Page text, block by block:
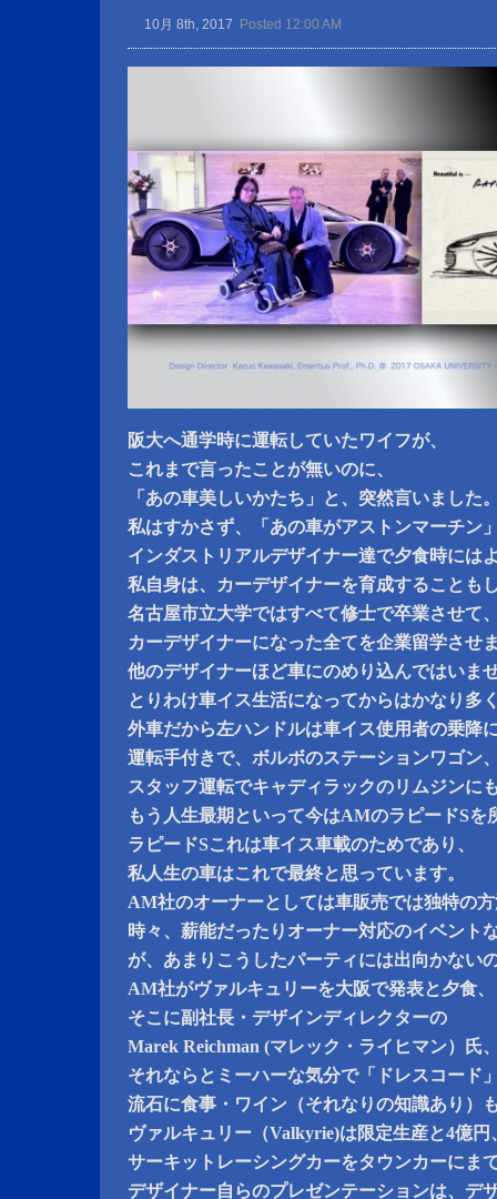
10月 8th, 2017 Posted 12:00 AM
阪大へ通学時に運転していたワイフが、
これまで言ったことが無いのに、
「あの車美しいかたち」と、突然言いました
私はすかさず、「あの車がアストンマーチン
インダストリアルデザイナー達で夕食時には
私自身は、カーデザイナーを育成することも
名古屋市立大学ではすべて修士で卒業させて
カーデザイナーになった全てを企業留学させ
他のデザイナーほど車にのめり込んではいま
とりわけ車イス生活になってからはかなり多
外車だから左ハンドルは車イス使用者の乗降
運転手付きで、ボルボのステーションワゴン
スタッフ運転でキャディラックのリムジンに
もう人生最期といって今はAMのラピードSを
ラピードSこれは車イス車載のためであり、
私人生の車はこれで最終と思っています。
AM社のオーナーとしては車販売では独特の
時々、薪能だったりオーナー対応のイベント
が、あまりこうしたパーティには出向かない
AM社がヴァルキュリーを大阪で発表と夕食、
そこに副社長・デザインディレクターの
Marek Reichman (マレック・ライヒマン）氏
それならとミーハーな気分で「ドレスコード
流石に食事・ワイン（それなりの知識あり）
ヴァルキュリー（Valkyrie)は限定生産と4億
サーキットレーシングカーをタウンカーにま
デザイナー自らのプレゼンテーションは、デ